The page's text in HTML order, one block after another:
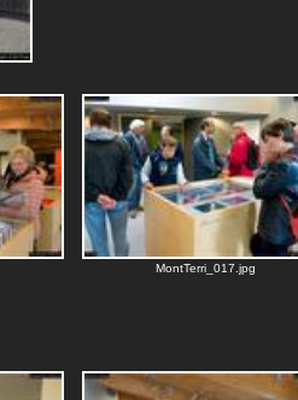
MontTerri_017.jpg